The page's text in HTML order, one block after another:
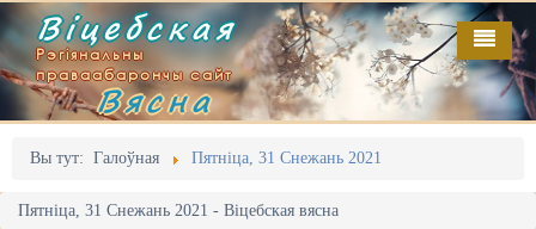
Віцебская
Рэгіянальны
праваабарончы сайт
Вясна
Вы тут: Галоўная Пятніца, 31 Снежань 2021
Пятніца, 31 Снежань 2021 - Віцебская вясна
Галоўная
Адміністрацыйны перасьлед
Акцыі
Выданьні
Відэа